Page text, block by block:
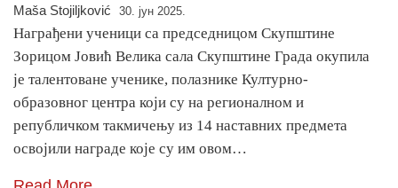
Maša Stojiljković 30. јун 2025.
Награђени ученици са председницом Скупштине
Зорицом Јовић Велика сала Скупштине Града окупила
је талентоване ученике, полазнике Културно-
образовног центра који су на регионалном и
републичком такмичењу из 14 наставних предмета
освојили награде које су им овом…